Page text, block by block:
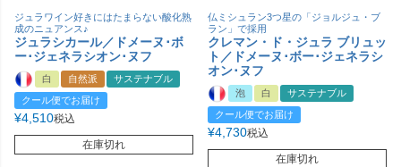
ジュラワイン好きにはたまらない酸化熟
成のニュアンス♪
ジュラシカール／ドメーヌ･ボ
ー･ジェネラシオン･ヌフ
白 自然派
サステナブル
クール便でお届け
¥4,510税込
在庫切れ
仏ミシュラン3つ星の「ジョルジュ・ブ
ラン」で採用
クレマン・ド・ジュラ ブリュッ
ト／ドメーヌ･ボー･ジェネラシ
オン･ヌフ
泡 白
サステナブル
クール便でお届け
¥4,730税込
在庫切れ